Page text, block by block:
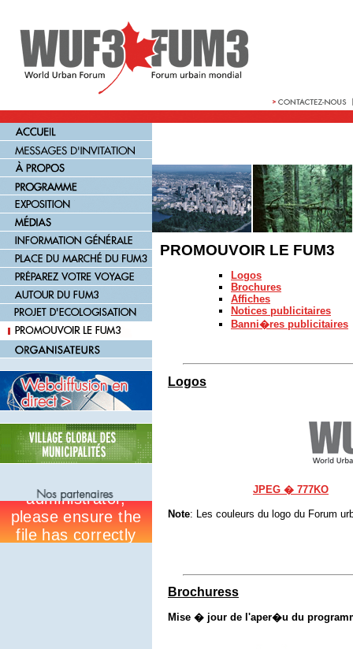
PROMOUVOIR LE FUM3
Logos
Brochures
Affiches
Notices publicitaires
Banni�res publicitaires
Logos
JPEG � 777KO
Note: Les couleurs du logo du Forum
Brochuress
Mise � jour de l'aper�u du